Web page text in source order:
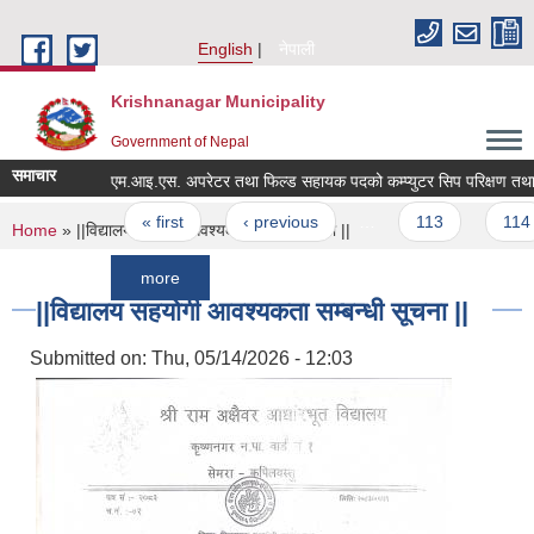
English
नेपाली
Krishnanagar Municipality
Government of Nepal
समाचार एम.आइ.एस. अपरेटर तथा फिल्ड
Pages
« first ‹ previous …
more
You are here
Home » ||विद्यालय सहयोगी आवश्यकता सम्बन्धी सूचना ||
||विद्यालय सहयोगी आवश्यकता सम्बन्धी सूचना ||
Submitted on: Thu, 05/14/2026 - 12:03